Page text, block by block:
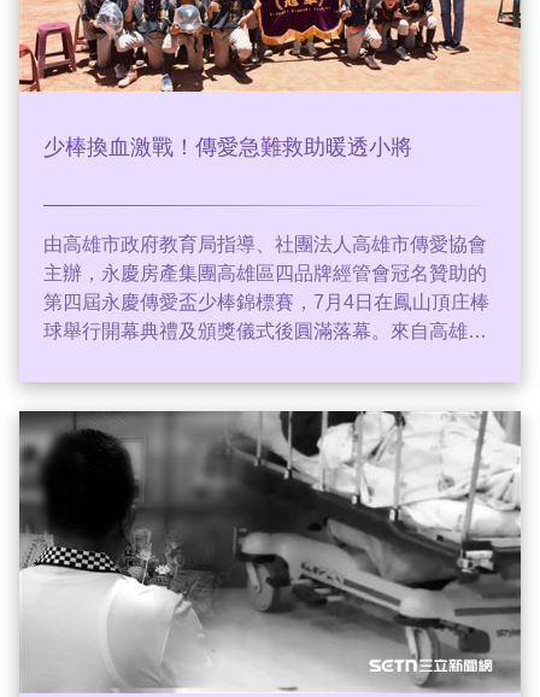
少棒換血激戰！傳愛急難救助暖透小將
由高雄市政府教育局指導、社團法人高雄市傳愛協會
主辦，永慶房產集團高雄區四品牌經管會冠名贊助的
第四屆永慶傳愛盃少棒錦標賽，7月4日在鳳山頂庄棒
球舉行開幕典禮及頒獎儀式後圓滿落幕。來自高雄各
技中成長、在交流中學習，最後由金潭在冠亞軍決賽
中以3:1力克屏山封王，將冠軍錦旗帶回球隊保管一
年，屏山屈居亞軍，季軍忠孝國小，殿軍鼓岩國小，
其餘四隊並列第五名。